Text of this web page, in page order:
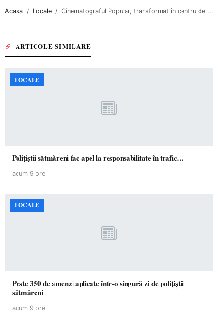
Acasa Locale Cinematograful Popular, transformat în centru de ...
ARTICOLE SIMILARE
LOCALE
Polițiștii sătmăreni fac apel la responsabilitate în trafic…
acum 9 ore
LOCALE
Peste 350 de amenzi aplicate într-o singură zi de polițiștii
sătmăreni
acum 9 ore